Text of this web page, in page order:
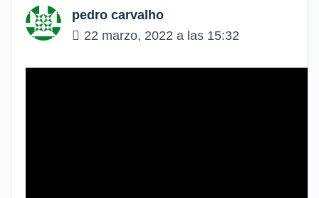
pedro carvalho
22 marzo, 2022 a las 15:32